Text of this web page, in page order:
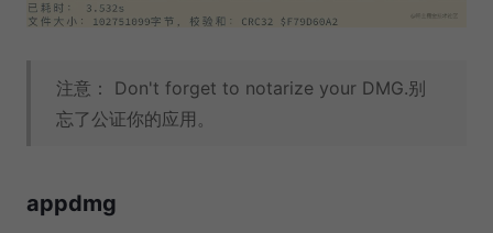
注意： Don't forget to notarize your DMG.别
忘了公证你的应用。
appdmg